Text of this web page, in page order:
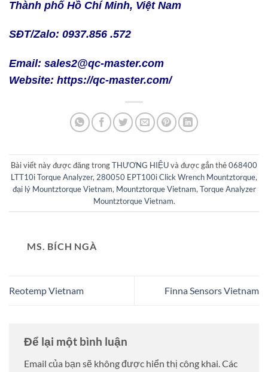
Thành phố Hồ Chí Minh, Việt Nam
SĐT/Zalo: 0937.856 .572
Email: sales2@qc-master.com
Website: https://qc-master.com/
Bài viết này được đăng trongTHƯƠNG HIỆUvà được gắn thẻ068400
LTT10i Torque Analyzer, 280050 EPT100i Click Wrench Mountztorque,
đại lý Mountztorque Vietnam, Mountztorque Vietnam, Torque Analyzer
Mountztorque Vietnam.
MS. BÍCH NGÀ
Reotemp Vietnam Finna Sensors Vietnam
Để lại một bình luận
Email của bạn sẽ không được hiển thị công khai.Các